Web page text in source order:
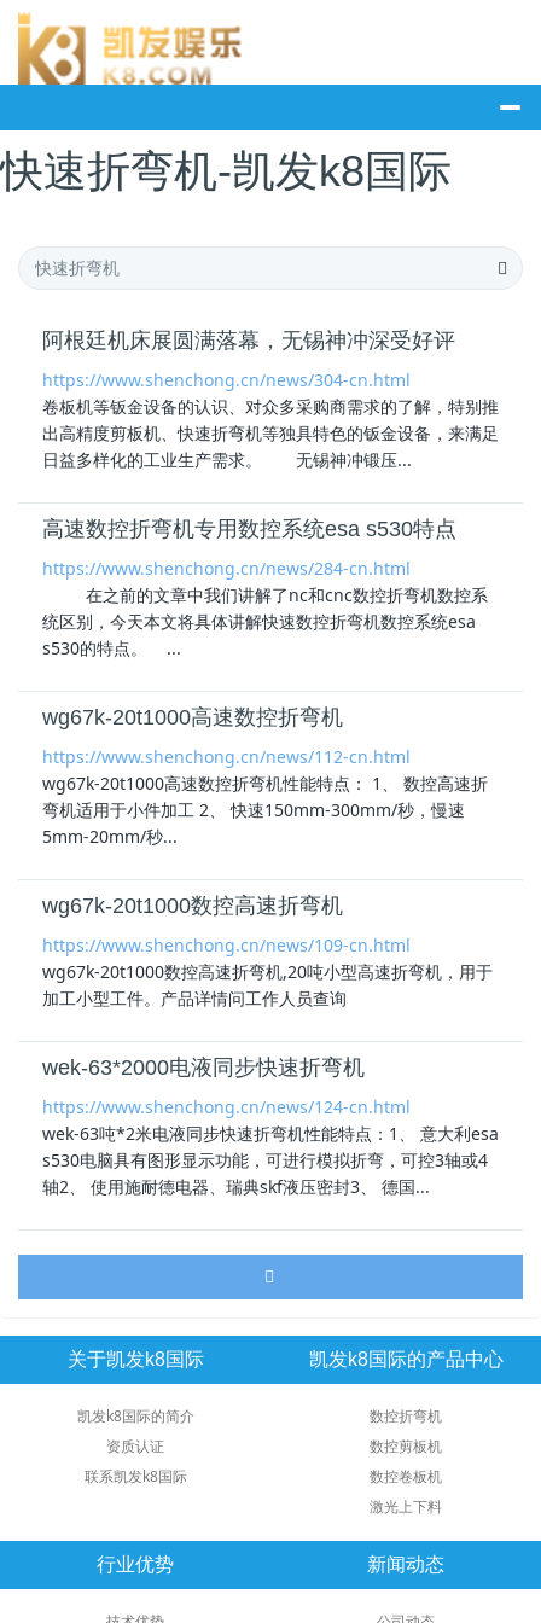
快速折弯机-凯发k8国际
阿根廷机床展圆满落幕，无锡神冲深受好评
https://www.shenchong.cn/news/304-cn.html
卷板机等钣金设备的认识、对众多采购商需求的了解，特别推
出高精度剪板机、快速折弯机等独具特色的钣金设备，来满足
日益多样化的工业生产需求。 无锡神冲锻压...
高速数控折弯机专用数控系统esa s530特点
https://www.shenchong.cn/news/284-cn.html
在之前的文章中我们讲解了nc和cnc数控折弯机数控系
统区别，今天本文将具体讲解快速数控折弯机数控系统esa
s530的特点。 ...
wg67k-20t1000高速数控折弯机
https://www.shenchong.cn/news/112-cn.html
wg67k-20t1000高速数控折弯机性能特点： 1、 数控高速折
弯机适用于小件加工 2、 快速150mm-300mm/秒，慢速
5mm-20mm/秒...
wg67k-20t1000数控高速折弯机
https://www.shenchong.cn/news/109-cn.html
wg67k-20t1000数控高速折弯机,20吨小型高速折弯机，用于
加工小型工件。产品详情问工作人员查询
wek-63*2000电液同步快速折弯机
https://www.shenchong.cn/news/124-cn.html
wek-63吨*2米电液同步快速折弯机性能特点：1、 意大利esa
s530电脑具有图形显示功能，可进行模拟折弯，可控3轴或4
轴2、 使用施耐德电器、瑞典skf液压密封3、 德国...
关于凯发k8国际
凯发k8国际的简介
资质认证
联系凯发k8国际
凯发k8国际的产品中心
数控折弯机
数控剪板机
数控卷板机
激光上下料
行业优势 新闻动态